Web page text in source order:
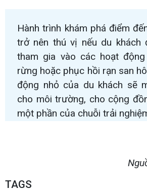
Hành trình khám phá điểm
trở nên thú vị nếu du khách
tham gia vào các hoạt
rừng hoặc phục hồi rạn san
động nhỏ của du khách sẽ
cho môi trường, cho cộng
một phần của chuỗi trải
TAGS